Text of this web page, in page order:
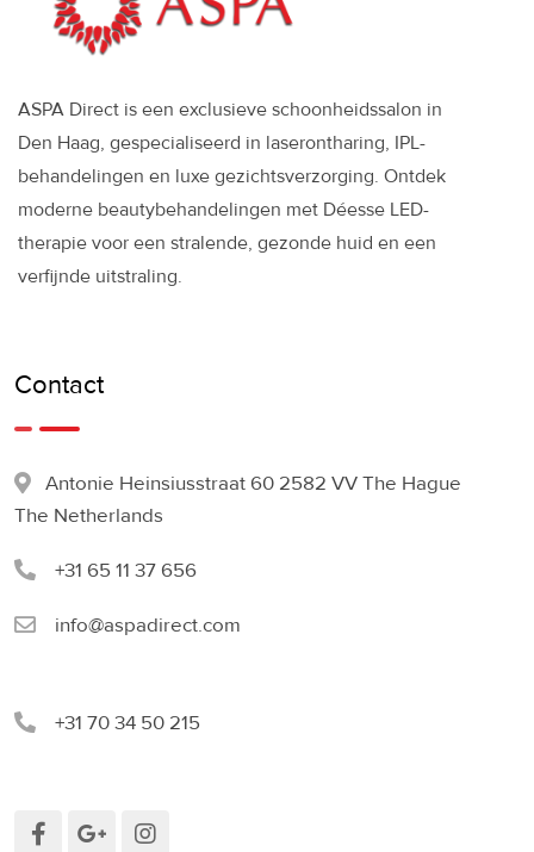
ASPA Direct is een exclusieve schoonheidssalon in
Den Haag, gespecialiseerd in laserontharing, IPL-
behandelingen en luxe gezichtsverzorging. Ontdek
moderne beautybehandelingen met Déesse LED-
therapie voor een stralende, gezonde huid en een
verfijnde uitstraling.
Contact
Antonie Heinsiusstraat 60 2582 VV The Hague
The Netherlands
+31 65 11 37 656
info@aspadirect.com
+31 70 34 50 215